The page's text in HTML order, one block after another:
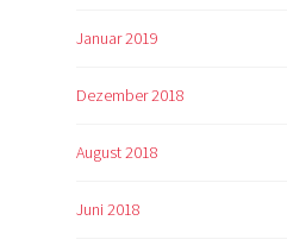
Januar 2019
Dezember 2018
August 2018
Juni 2018